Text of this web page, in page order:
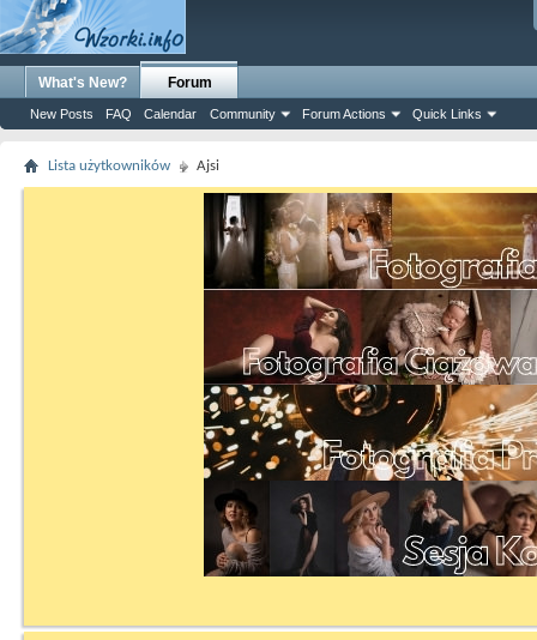
What's New? Forum
New Posts FAQ Calendar Community Forum Actions Quick Links
Lista użytkowników Ajsi